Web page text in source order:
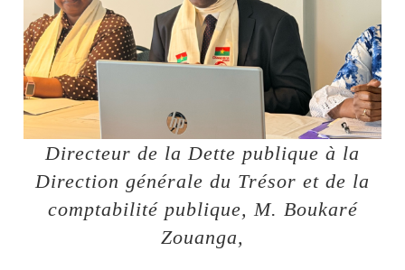
Directeur de la Dette publique à la
Direction générale du Trésor et de la
comptabilité publique, M. Boukaré
Zouanga,